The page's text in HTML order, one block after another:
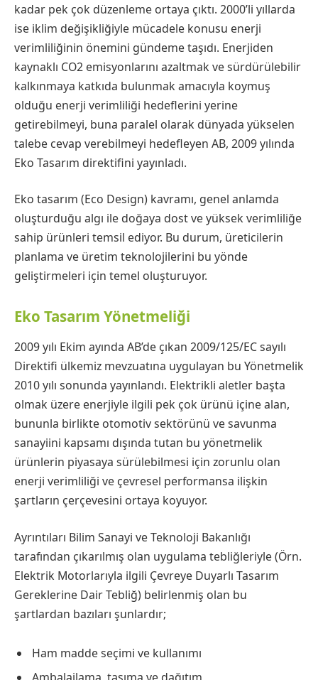
kadar pek çok düzenleme ortaya çıktı. 2000’li yıllarda
ise iklim değişikliğiyle mücadele konusu enerji
verimliliğinin önemini gündeme taşıdı. Enerjiden
kaynaklı CO2 emisyonlarını azaltmak ve sürdürülebilir
kalkınmaya katkıda bulunmak amacıyla koymuş
olduğu enerji verimliliği hedeflerini yerine
getirebilmeyi, buna paralel olarak dünyada yükselen
talebe cevap verebilmeyi hedefleyen AB, 2009 yılında
Eko Tasarım direktifini yayınladı.
Eko tasarım (Eco Design) kavramı, genel anlamda
oluşturduğu algı ile doğaya dost ve yüksek verimliliğe
sahip ürünleri temsil ediyor. Bu durum, üreticilerin
planlama ve üretim teknolojilerini bu yönde
geliştirmeleri için temel oluşturuyor.
Eko Tasarım Yönetmeliği
2009 yılı Ekim ayında AB’de çıkan 2009/125/EC sayılı
Direktifi ülkemiz mevzuatına uygulayan bu Yönetmelik
2010 yılı sonunda yayınlandı. Elektrikli aletler başta
olmak üzere enerjiyle ilgili pek çok ürünü içine alan,
bununla birlikte otomotiv sektörünü ve savunma
sanayiini kapsamı dışında tutan bu yönetmelik
ürünlerin piyasaya sürülebilmesi için zorunlu olan
enerji verimliliği ve çevresel performansa ilişkin
şartların çerçevesini ortaya koyuyor.
Ayrıntıları Bilim Sanayi ve Teknoloji Bakanlığı
tarafından çıkarılmış olan uygulama tebliğleriyle (Örn.
Elektrik Motorlarıyla ilgili Çevreye Duyarlı Tasarım
Gereklerine Dair Tebliğ) belirlenmiş olan bu
şartlardan bazıları şunlardır;
Ham madde seçimi ve kullanımı